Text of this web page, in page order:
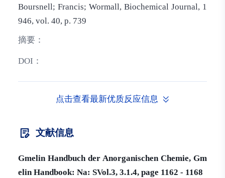
Boursnell; Francis; Wormall, Biochemical Journal, 1
946, vol. 40, p. 739
摘要：
DOI：
点击查看最新优质反应信息
文献信息
Gmelin Handbuch der Anorganischen Chemie, Gm
elin Handbook: Na: SVol.3, 3.1.4, page 1162 - 1168